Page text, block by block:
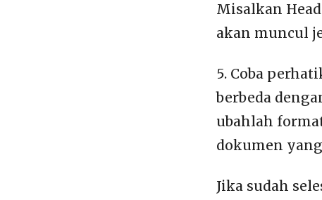
Misalkan
akan muncul
5. Coba
berbeda
ubahlah
dokumen
Jika sudah